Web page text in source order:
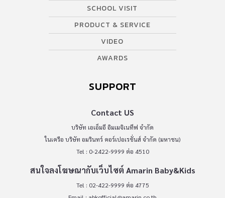
SCHOOL VISIT
PRODUCT & SERVICE
VIDEO
AWARDS
SUPPORT
Contact US
บริษัท เอเอ็มอี อิมเมจิเนทีฟ จำกัด
ในเครือ บริษัท อมรินทร์ คอร์เปอเรชั่นส์ จำกัด (มหาชน)
Tel : 0-2422-9999 ต่อ 4510
สนใจลงโฆษณากับเว็บไซต์ Amarin Baby&Kids
Tel : 02-422-9999 ต่อ 4775